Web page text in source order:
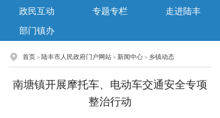
政民互动
专题专栏
走进陆丰
部门镇办
首页 > 陆丰市人民政府门户网站 > 新闻中心 > 乡镇动态
南塘镇开展摩托车、电动车交通安全专项
整治行动